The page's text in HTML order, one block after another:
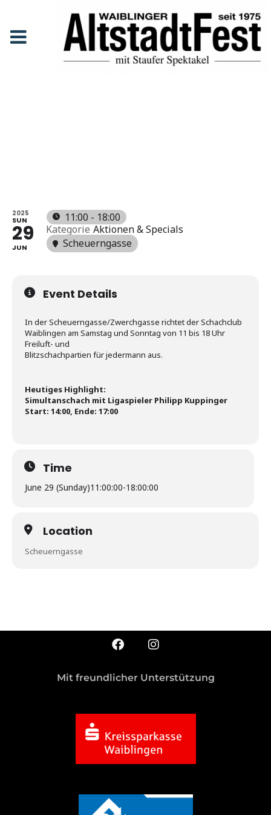
Für die Strategie
Anfang Events Für die Strategie
2025
SUN
29
JUN
11:00 - 18:00
Kategorie Aktionen & Specials
Scheuerngasse
Event Details
In der Scheuerngasse/Zwerchgasse richtet der Schachclub
Waiblingen am Samstag und Sonntag von 11 bis 18 Uhr
Freiluft- und
Blitzschachpartien für jedermann aus.
Heutiges Highlight:
Simultanschach mit Ligaspieler Philipp Kuppinger
Start: 14:00, Ende: 17:00
Time
June 29 (Sunday)11:00:00-18:00:00
Location
Scheuerngasse
Mit freundlicher Unterstützung